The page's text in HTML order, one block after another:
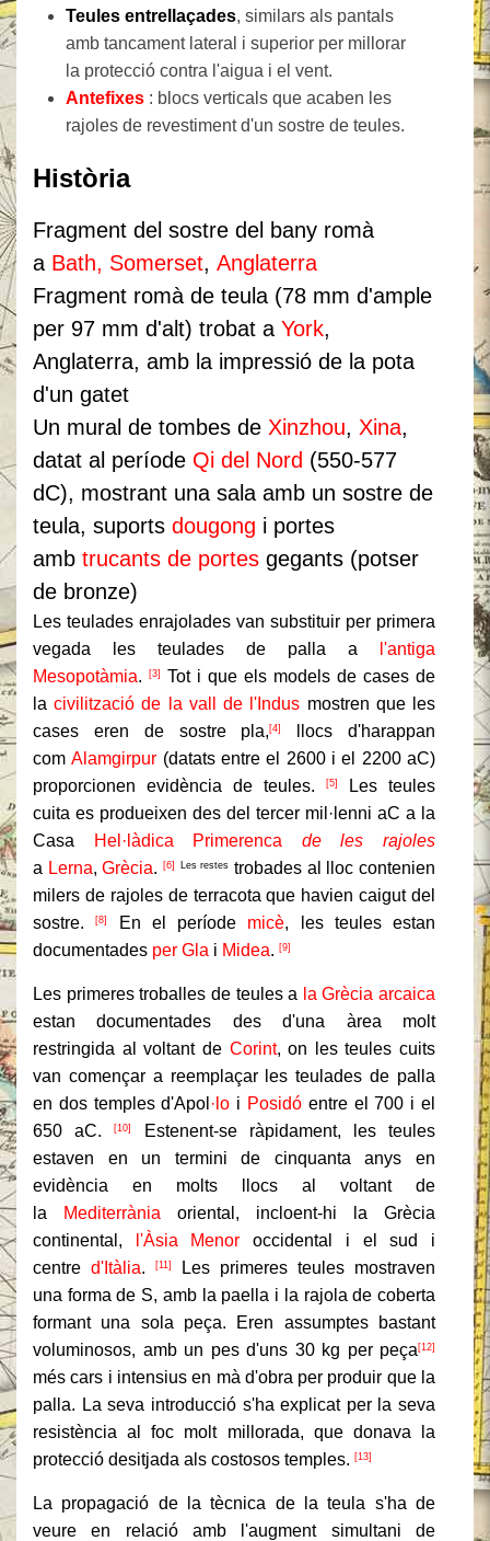
Teules entrellaçades, similars als pantals
amb tancament lateral i superior per millorar
la protecció contra l'aigua i el vent.
Antefixes : blocs verticals que acaben les
rajoles de revestiment d'un sostre de teules.
Història
Fragment del sostre del bany romà
a Bath, Somerset, Anglaterra
Fragment romà de teula (78 mm d'ample
per 97 mm d'alt) trobat a York,
Anglaterra, amb la impressió de la pota
d'un gatet
Un mural de tombes de Xinzhou, Xina,
datat al període Qi del Nord (550-577
dC), mostrant una sala amb un sostre de
teula, suports dougong i portes
amb trucants de portes gegants (potser
de bronze)
Les teulades enrajolades van substituir per primera
vegada les teulades de palla a
l'antiga
Mesopotàmia. [3]
Tot i que els models de cases de
lacivilització de la vall de l'Indus mostren que les
cases eren de sostre pla,[4]
llocs d'harappan
comAlamgirpur (datats entre el 2600 i el 2200 aC)
proporcionen evidència de teules.
[5]
Les teules
cuita es produeixen des del tercer mil·lenni aC a la
Casa
Hel·làdica Primerenca
de les rajoles
a Lerna,Grècia.[6] Les restes trobades al lloc contenien
milers de rajoles de terracota que havien caigut del
sostre.[8] En el període micè, les teules estan
documentades per Gla i Midea. [9]
Les primeres troballes de teules a la Grècia arcaica
estan documentades des d'una àrea molt
restringida al voltant de Corint, on les teules cuits
van començar a reemplaçar les teulades de palla
en dos temples d'Apol ·lo i Posidó entre el 700 i el
650 aC.[10]
Estenent-se ràpidament, les teules
estaven en un termini de cinquanta anys en
evidència en molts llocs al voltant de
la
Mediterrània oriental, incloent-hi la Grècia
continental,
l'Àsia Menor occidental i el sud i
centre d'Itàlia. [11]
Les primeres teules mostraven
una forma de S, amb la paella i la rajola de coberta
formant una sola peça. Eren assumptes bastant
voluminosos, amb un pes d'uns 30 kg per peça [12]
més cars i intensius en mà d'obra per produir que la
palla. La seva introducció s'ha explicat per la seva
resistència al foc molt millorada, que donava la
protecció desitjada als costosos temples. [13]
La propagació de la tècnica de la teula s'ha de
veure en relació amb l'augment simultani de